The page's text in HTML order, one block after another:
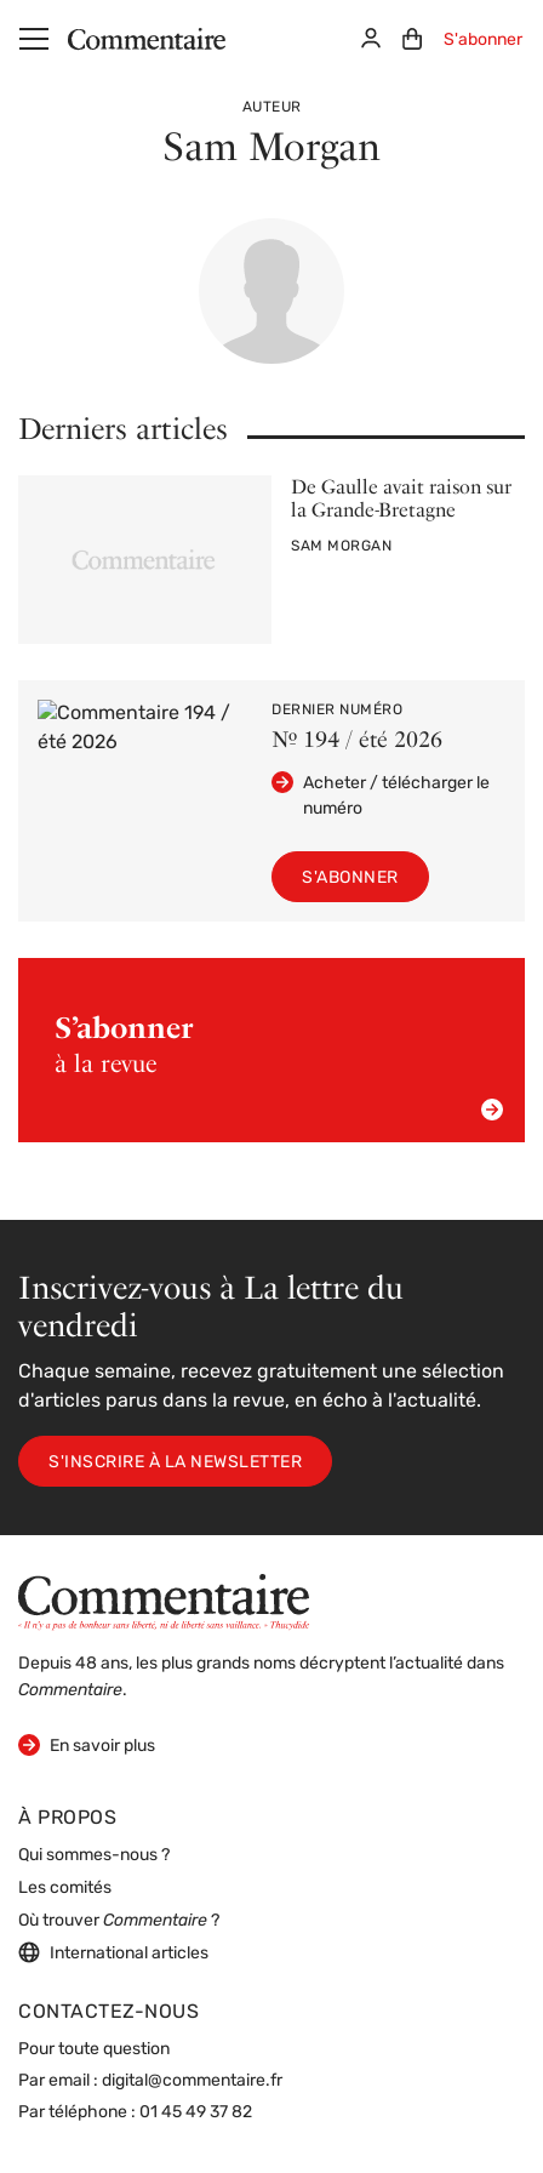
Aller au contenu principal ConnexionPanier (0)
S'abonner
AUTEUR
Sam Morgan
Derniers articles
De Gaulle avait raison sur
la Grande-Bretagne
PAR
SAM MORGAN
DERNIER NUMÉRO
Nº 194 / été 2026
Acheter / télécharger le
numéro
S'ABONNER
S’abonner
à la revue
Inscrivez-vous à La lettre du
vendredi
Chaque semaine, recevez gratuitement une sélection
d'articles parus dans la revue, en écho à l'actualité.
S'INSCRIRE À LA NEWSLETTER
Depuis 48 ans, les plus grands noms décryptent l’actualité dans
Commentaire.
En savoir plus
sur la revue
À PROPOS
Qui sommes-nous ?
Les comités
Où trouverCommentaire ?
International articles
CONTACTEZ-NOUS
Pour toute question
Par email : digital@commentaire.fr
Par téléphone : 01 45 49 37 82